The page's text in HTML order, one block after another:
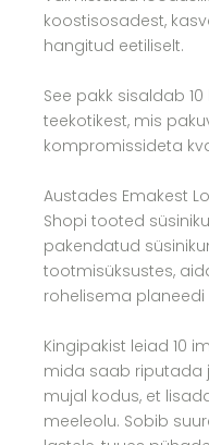
koostisosadest,
hangitud eetiliselt.
See pakk sisaldab
teekotikest, mis
kompromissideta
Austades Emakest
Shopi tooted
pakendatud
tootmisüksustes,
rohelisema
Kingipakist leiad 10
mida saab riputada
mujal kodus, et
meeleolu. Sobib